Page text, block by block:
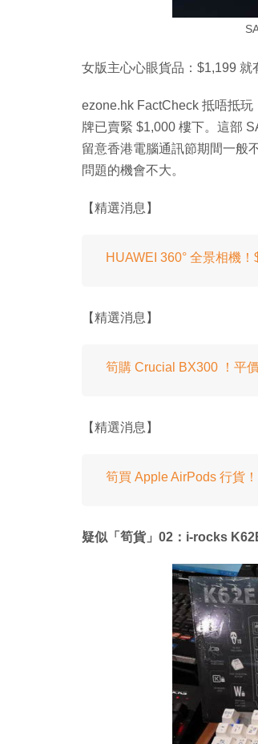
女版主心心眼貨品：$1,199 就
ezone.hk FactCheck 抵唔抵
牌已賣緊 $1,000 樓下。這部
留意香港電腦通訊節期間一般
問題的機會不大。
【精選消息】
HUAWEI 360° 全景相機
【精選消息】
筍購 Crucial BX300 ！平
【精選消息】
筍買 Apple AirPods 行貨
疑似「筍貨」02：i-rocks